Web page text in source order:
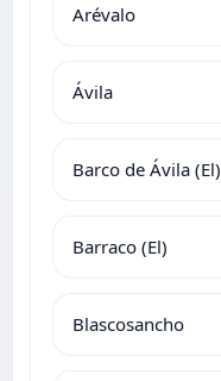
Arévalo
Ávila
Barco de Ávila (El)
Barraco (El)
Blascosancho